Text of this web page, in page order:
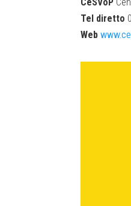
Tel diretto
Web